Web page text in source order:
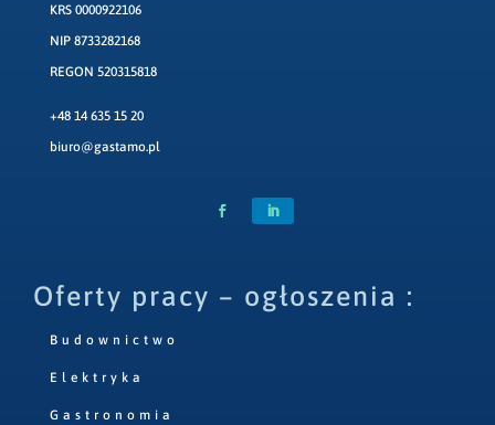
KRS 0000922106
NIP 8733282168
REGON 520315818
+48 14 635 15 20
biuro@gastamo.pl
Oferty pracy – ogłoszenia :
Budownictwo
Elektryka
Gastronomia